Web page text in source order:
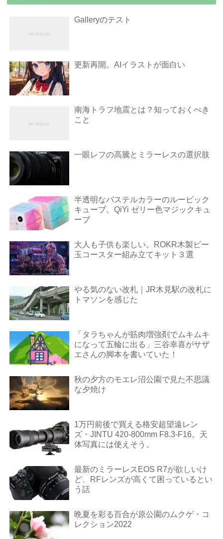
Galleryのテスト
更新再開。AIイラストが面白い
南海トラフ地震とは？知っておくべき
こと
一眼レフの高騰とミラーレスの選択肢
半透明なパステルカラーのルービック
キューブ。QiYi ゼリー色マジックキュ
ーブ
大人も子供も楽しい。ROKR木製ビー
玉コースター組み立てキット３選
やる気のない改札｜JR木見駅の改札に
トマソンを感じた
「タラちゃんが筋肉増強剤でムキムキ
になって五輪に出る」三谷幸喜がサザ
エさんの脚本を書いていた！
秋の夕方のモエレ沼公園で見た不思議
な夕焼け
1万円前後で買える格安超望遠レン
ズ・JINTU 420-800mm F8.3-F16。天
体写真には使えそう。
最新のミラーレスEOS R7が欲しいけ
ど、RFレンズが高くて困っているとい
う話
晩夏を彩る百合が原公園のムクゲ・コ
レクション2022